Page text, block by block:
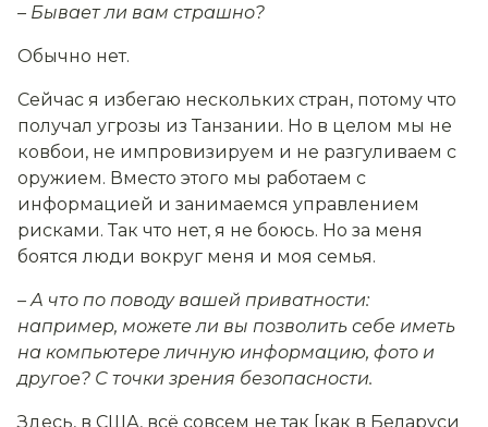
– Бывает ли вам страшно?
Обычно нет.
Сейчас я избегаю нескольких стран, потому что
получал угрозы из Танзании. Но в целом мы не
ковбои, не импровизируем и не разгуливаем с
оружием. Вместо этого мы работаем с
информацией и занимаемся управлением
рисками. Так что нет, я не боюсь. Но за меня
боятся люди вокруг меня и моя семья.
– А что по поводу вашей приватности:
например, можете ли вы позволить себе иметь
на компьютере личную информацию, фото и
другое? С точки зрения безопасности.
Здесь, в США, всё совсем не так [как в Беларуси